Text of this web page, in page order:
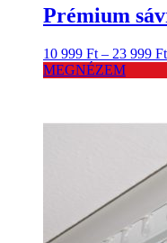
Prémium
10 999 Ft – 23 999 Ft
MEGNÉZEM